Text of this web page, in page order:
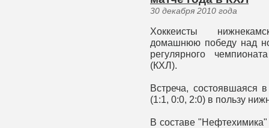
30 декабря 2010 года
Хоккеисты
домашнюю победу над
регулярного
(КХЛ).
Встреча, состоявшаяся
(1:1, 0:0, 2:0) в пользу
В составе